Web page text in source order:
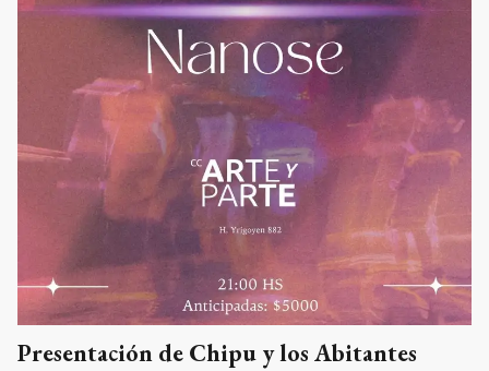
Presentación de Chipu y los Abitantes